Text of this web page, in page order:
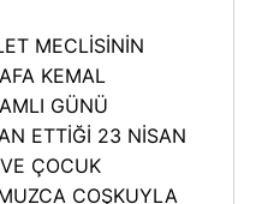
MECLİSİNİN
KEMAL
GÜNÜ
ETTİĞİ 23 NİSAN
ÇOCUK
COŞKUYLA